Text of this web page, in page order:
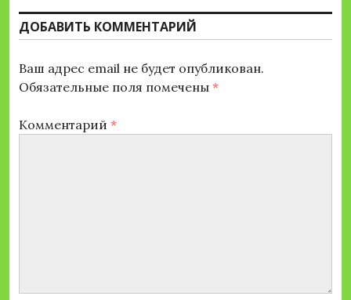
ДОБАВИТЬ КОММЕНТАРИЙ
Ваш адрес email не будет опубликован.
Обязательные поля помечены *
Комментарий *